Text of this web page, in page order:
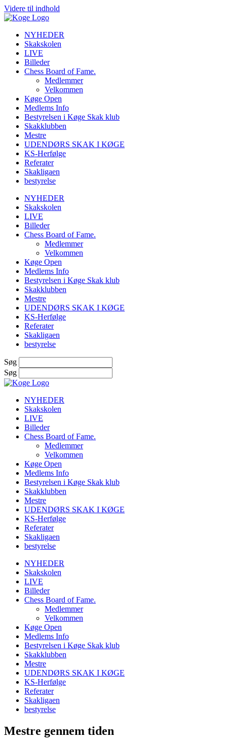
Videre til indhold
NYHEDER
Skakskolen
LIVE
Billeder
Chess Board of Fame.
Medlemmer
Velkommen
Køge Open
Medlems Info
Bestyrelsen i Køge Skak klub
Skakklubben
Mestre
UDENDØRS SKAK I KØGE
KS-Herfølge
Referater
Skakligaen
bestyrelse
NYHEDER
Skakskolen
LIVE
Billeder
Chess Board of Fame.
Medlemmer
Velkommen
Køge Open
Medlems Info
Bestyrelsen i Køge Skak klub
Skakklubben
Mestre
UDENDØRS SKAK I KØGE
KS-Herfølge
Referater
Skakligaen
bestyrelse
Søg
Søg
NYHEDER
Skakskolen
LIVE
Billeder
Chess Board of Fame.
Medlemmer
Velkommen
Køge Open
Medlems Info
Bestyrelsen i Køge Skak klub
Skakklubben
Mestre
UDENDØRS SKAK I KØGE
KS-Herfølge
Referater
Skakligaen
bestyrelse
NYHEDER
Skakskolen
LIVE
Billeder
Chess Board of Fame.
Medlemmer
Velkommen
Køge Open
Medlems Info
Bestyrelsen i Køge Skak klub
Skakklubben
Mestre
UDENDØRS SKAK I KØGE
KS-Herfølge
Referater
Skakligaen
bestyrelse
Mestre gennem tiden